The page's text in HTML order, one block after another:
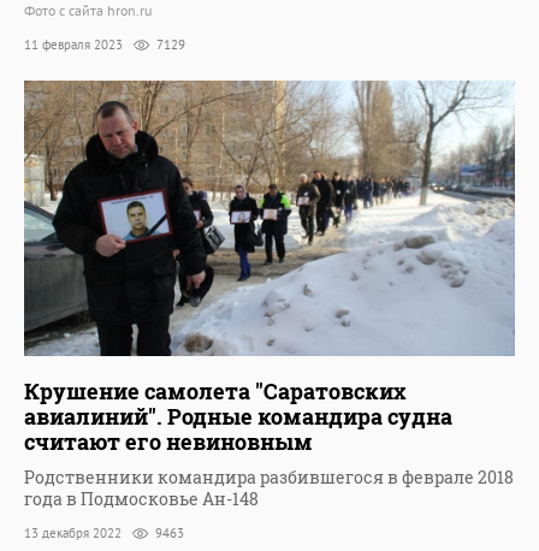
Фото с сайта hron.ru
11 февраля 2023 7129
Крушение самолета "Саратовских
авиалиний". Родные командира судна
считают его невиновным
Родственники командира разбившегося в феврале 2018
года в Подмосковье Ан-148
13 декабря 2022 9463